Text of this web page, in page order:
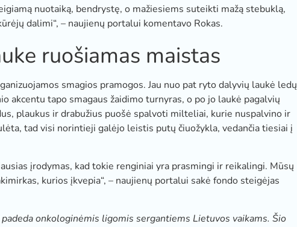
nuotaiką, bendrystę, o mažiesiems suteikti mažą stebuklą,
dalimi“, – naujienų portalui komentavo Rokas.
ruošiamas maistas
smagios pramogos. Jau nuo pat ryto dalyvių laukė ledų
akcentu tapo smagaus žaidimo turnyras, o po jo laukė pagalvių
plaukus ir drabužius puošė spalvoti milteliai, kurie nuspalvino ir
tad visi norintieji galėjo leistis putų čiuožykla, vedančia tiesiai į
įrodymas, kad tokie renginiai yra prasmingi ir reikalingi. Mūsų
kurios įkvepia“, – naujienų portalui sakė fondo steigėjas
onkologinėmis ligomis sergantiems Lietuvos vaikams. Šio